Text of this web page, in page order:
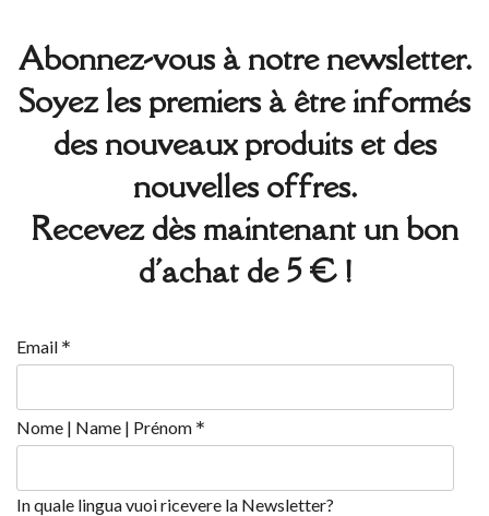
Abonnez-vous à notre newsletter.
Soyez les premiers à être informés
des nouveaux produits et des
nouvelles offres.
Recevez dès maintenant un bon
d'achat de 5 € !
Email *
Nome | Name | Prénom *
In quale lingua vuoi ricevere la Newsletter?